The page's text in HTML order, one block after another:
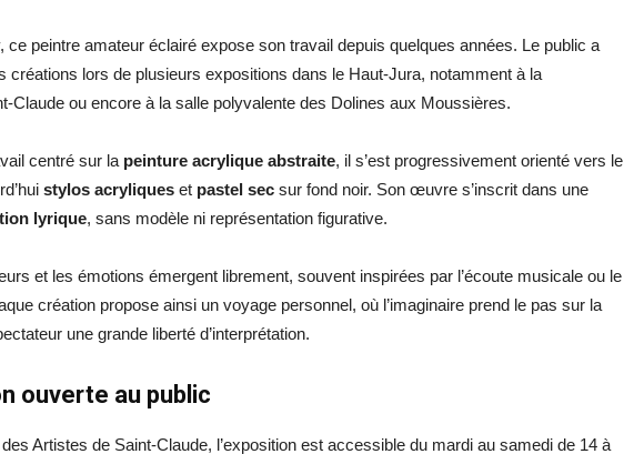
ce peintre amateur éclairé expose son travail depuis quelques années. Le public a
créations lors de plusieurs expositions dans le Haut-Jura, notamment à la
Claude ou encore à la salle polyvalente des Dolines aux Moussières.
centré sur la peinture acrylique abstraite, il s’est progressivement orienté vers le
stylos acryliques et pastel sec sur fond noir. Son œuvre s’inscrit dans une
lyrique, sans modèle ni représentation figurative.
et les émotions émergent librement, souvent inspirées par l’écoute musicale ou le
création propose ainsi un voyage personnel, où l’imaginaire prend le pas sur la
une grande liberté d’interprétation.
ouverte au public
Artistes de Saint-Claude, l’exposition est accessible du mardi au samedi de 14 à